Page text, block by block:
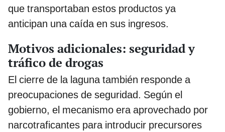
que transportaban estos productos ya
anticipan una caída en sus ingresos.
Motivos adicionales: seguridad y
tráfico de drogas
El cierre de la laguna también responde a
preocupaciones de seguridad. Según el
gobierno, el mecanismo era aprovechado por
narcotraficantes para introducir precursores